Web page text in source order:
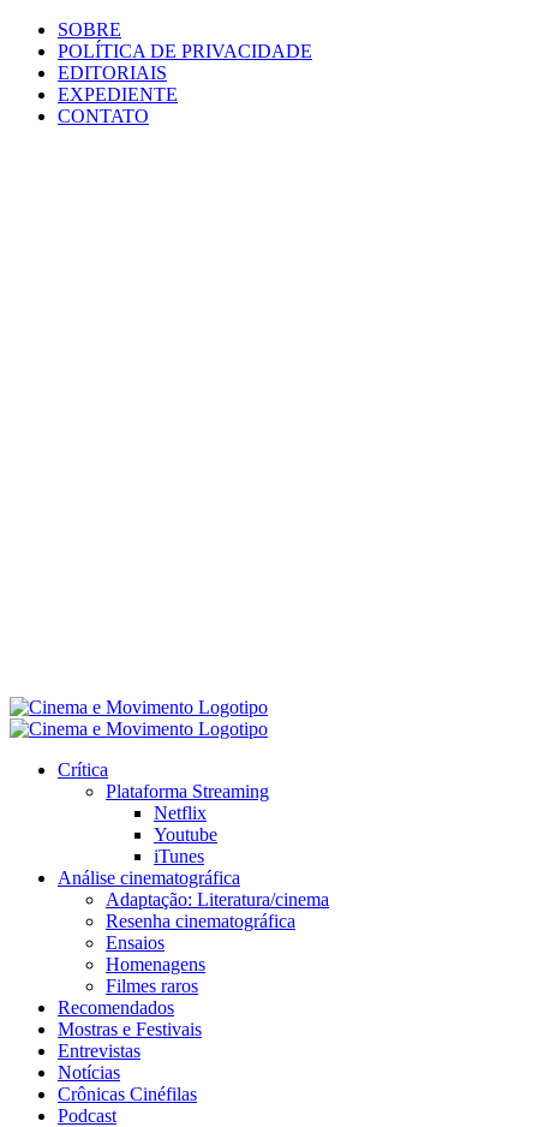
SOBRE
POLÍTICA DE PRIVACIDADE
EDITORIAIS
EXPEDIENTE
CONTATO
Crítica
Plataforma Streaming
Netflix
Youtube
iTunes
Análise cinematográfica
Adaptação: Literatura/cinema
Resenha cinematográfica
Ensaios
Homenagens
Filmes raros
Recomendados
Mostras e Festivais
Entrevistas
Notícias
Crônicas Cinéfilas
Podcast